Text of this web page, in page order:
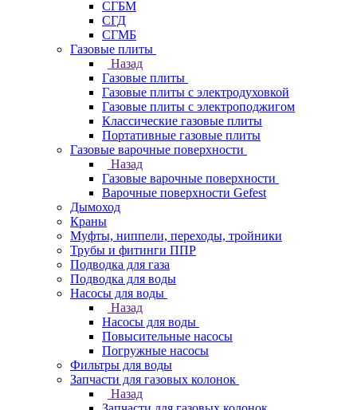
СГБМ
СГД
СГМБ
Газовые плиты
Назад
Газовые плиты
Газовые плиты с электродуховкой
Газовые плиты с электроподжигом
Классические газовые плиты
Портативные газовые плиты
Газовые варочные поверхности
Назад
Газовые варочные поверхности
Варочные поверхности Gefest
Дымоход
Краны
Муфты, ниппели, переходы, тройники
Трубы и фитинги ППР
Подводка для газа
Подводка для воды
Насосы для воды
Назад
Насосы для воды
Повысительные насосы
Погружные насосы
Фильтры для воды
Запчасти для газовых колонок
Назад